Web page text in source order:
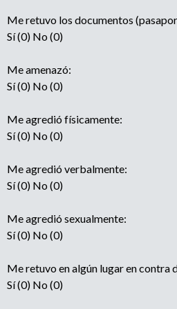
Me retuvo los documentos
Sí (0) No (0)
Me amenazó:
Sí (0) No (0)
Me agredió físicamente:
Sí (0) No (0)
Me agredió verbalmente:
Sí (0) No (0)
Me agredió sexualmente:
Sí (0) No (0)
Me retuvo en algún lugar en contra
Sí (0) No (0)